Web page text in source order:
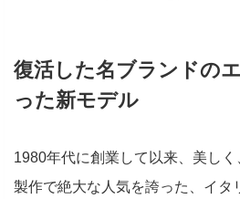
復活した名ブランドの
った新モデル
1980年代に創業して以来、美し
製作で絶大な人気を誇った、イタ